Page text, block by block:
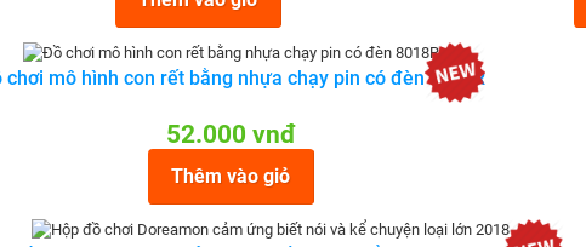
chơi mô hình con rết bằng nhựa chạy pin có đèn 8018R
52.000 vnđ
Thêm vào giỏ